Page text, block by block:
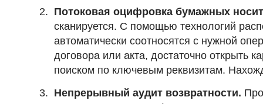
Потоковая оцифровка бумажных
сканируется. С помощью технологий
автоматически соотносятся с нужной
договора или акта, достаточно открыть
поиском по ключевым реквизитам.
Непрерывный аудит возвратности.